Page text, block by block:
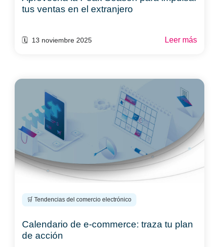
tus ventas en el extranjero
🗓️ 13 noviembre 2025 Leer más
🛒 Tendencias del comercio electrónico
Calendario de e-commerce: traza tu plan
de acción